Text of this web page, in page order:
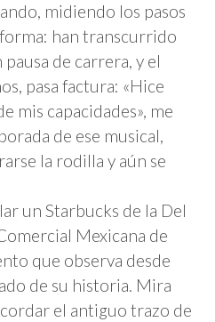
midiendo los pasos
han transcurrido
de carrera, y el
pasa factura: «Hice
mis capacidades», me
de ese musical,
la rodilla y aún se
un Starbucks de la Del
Mexicana de
que observa desde
de su historia. Mira
el antiguo trazo de